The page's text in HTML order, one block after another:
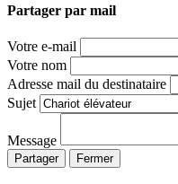
Partager par mail
Votre e-mail
Votre nom
Adresse mail du destinataire
Sujet
Message
Partager Fermer